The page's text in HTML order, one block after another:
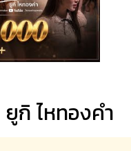
ยูกิ ไหทองคำ